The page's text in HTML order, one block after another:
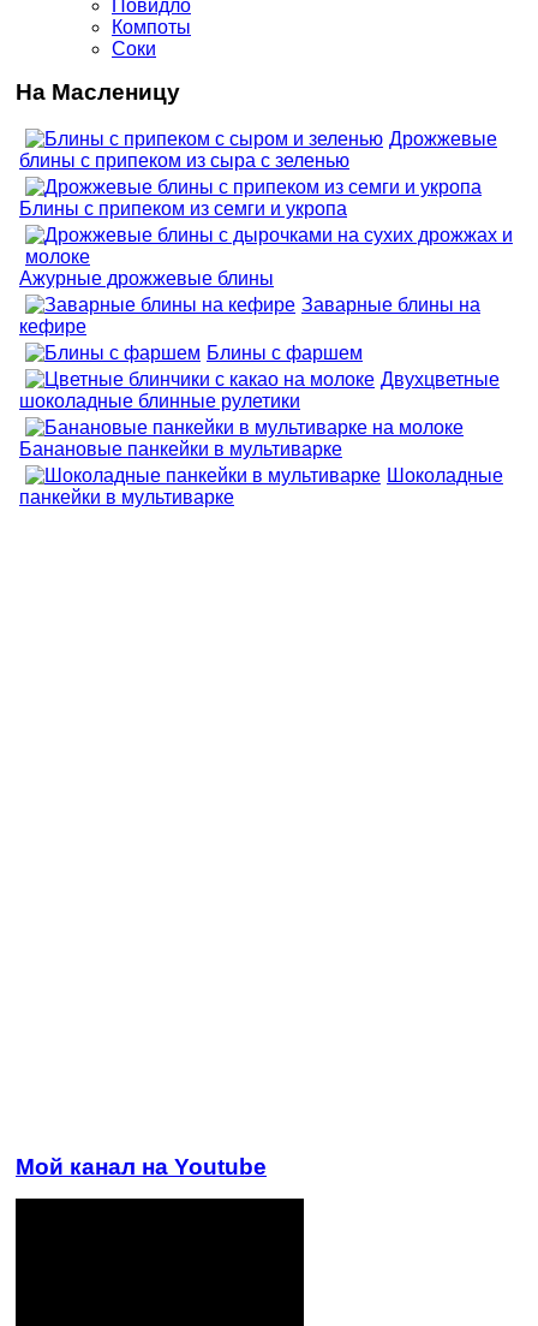
Повидло
Компоты
Соки
На Масленицу
Дрожжевые
блины с припеком из сыра с зеленью
Блины с припеком из семги и укропа
Ажурные дрожжевые блины
Заварные блины на
кефире
Блины с фаршем
Двухцветные
шоколадные блинные рулетики
Банановые панкейки в мультиварке
Шоколадные
панкейки в мультиварке
Мой канал на Youtube